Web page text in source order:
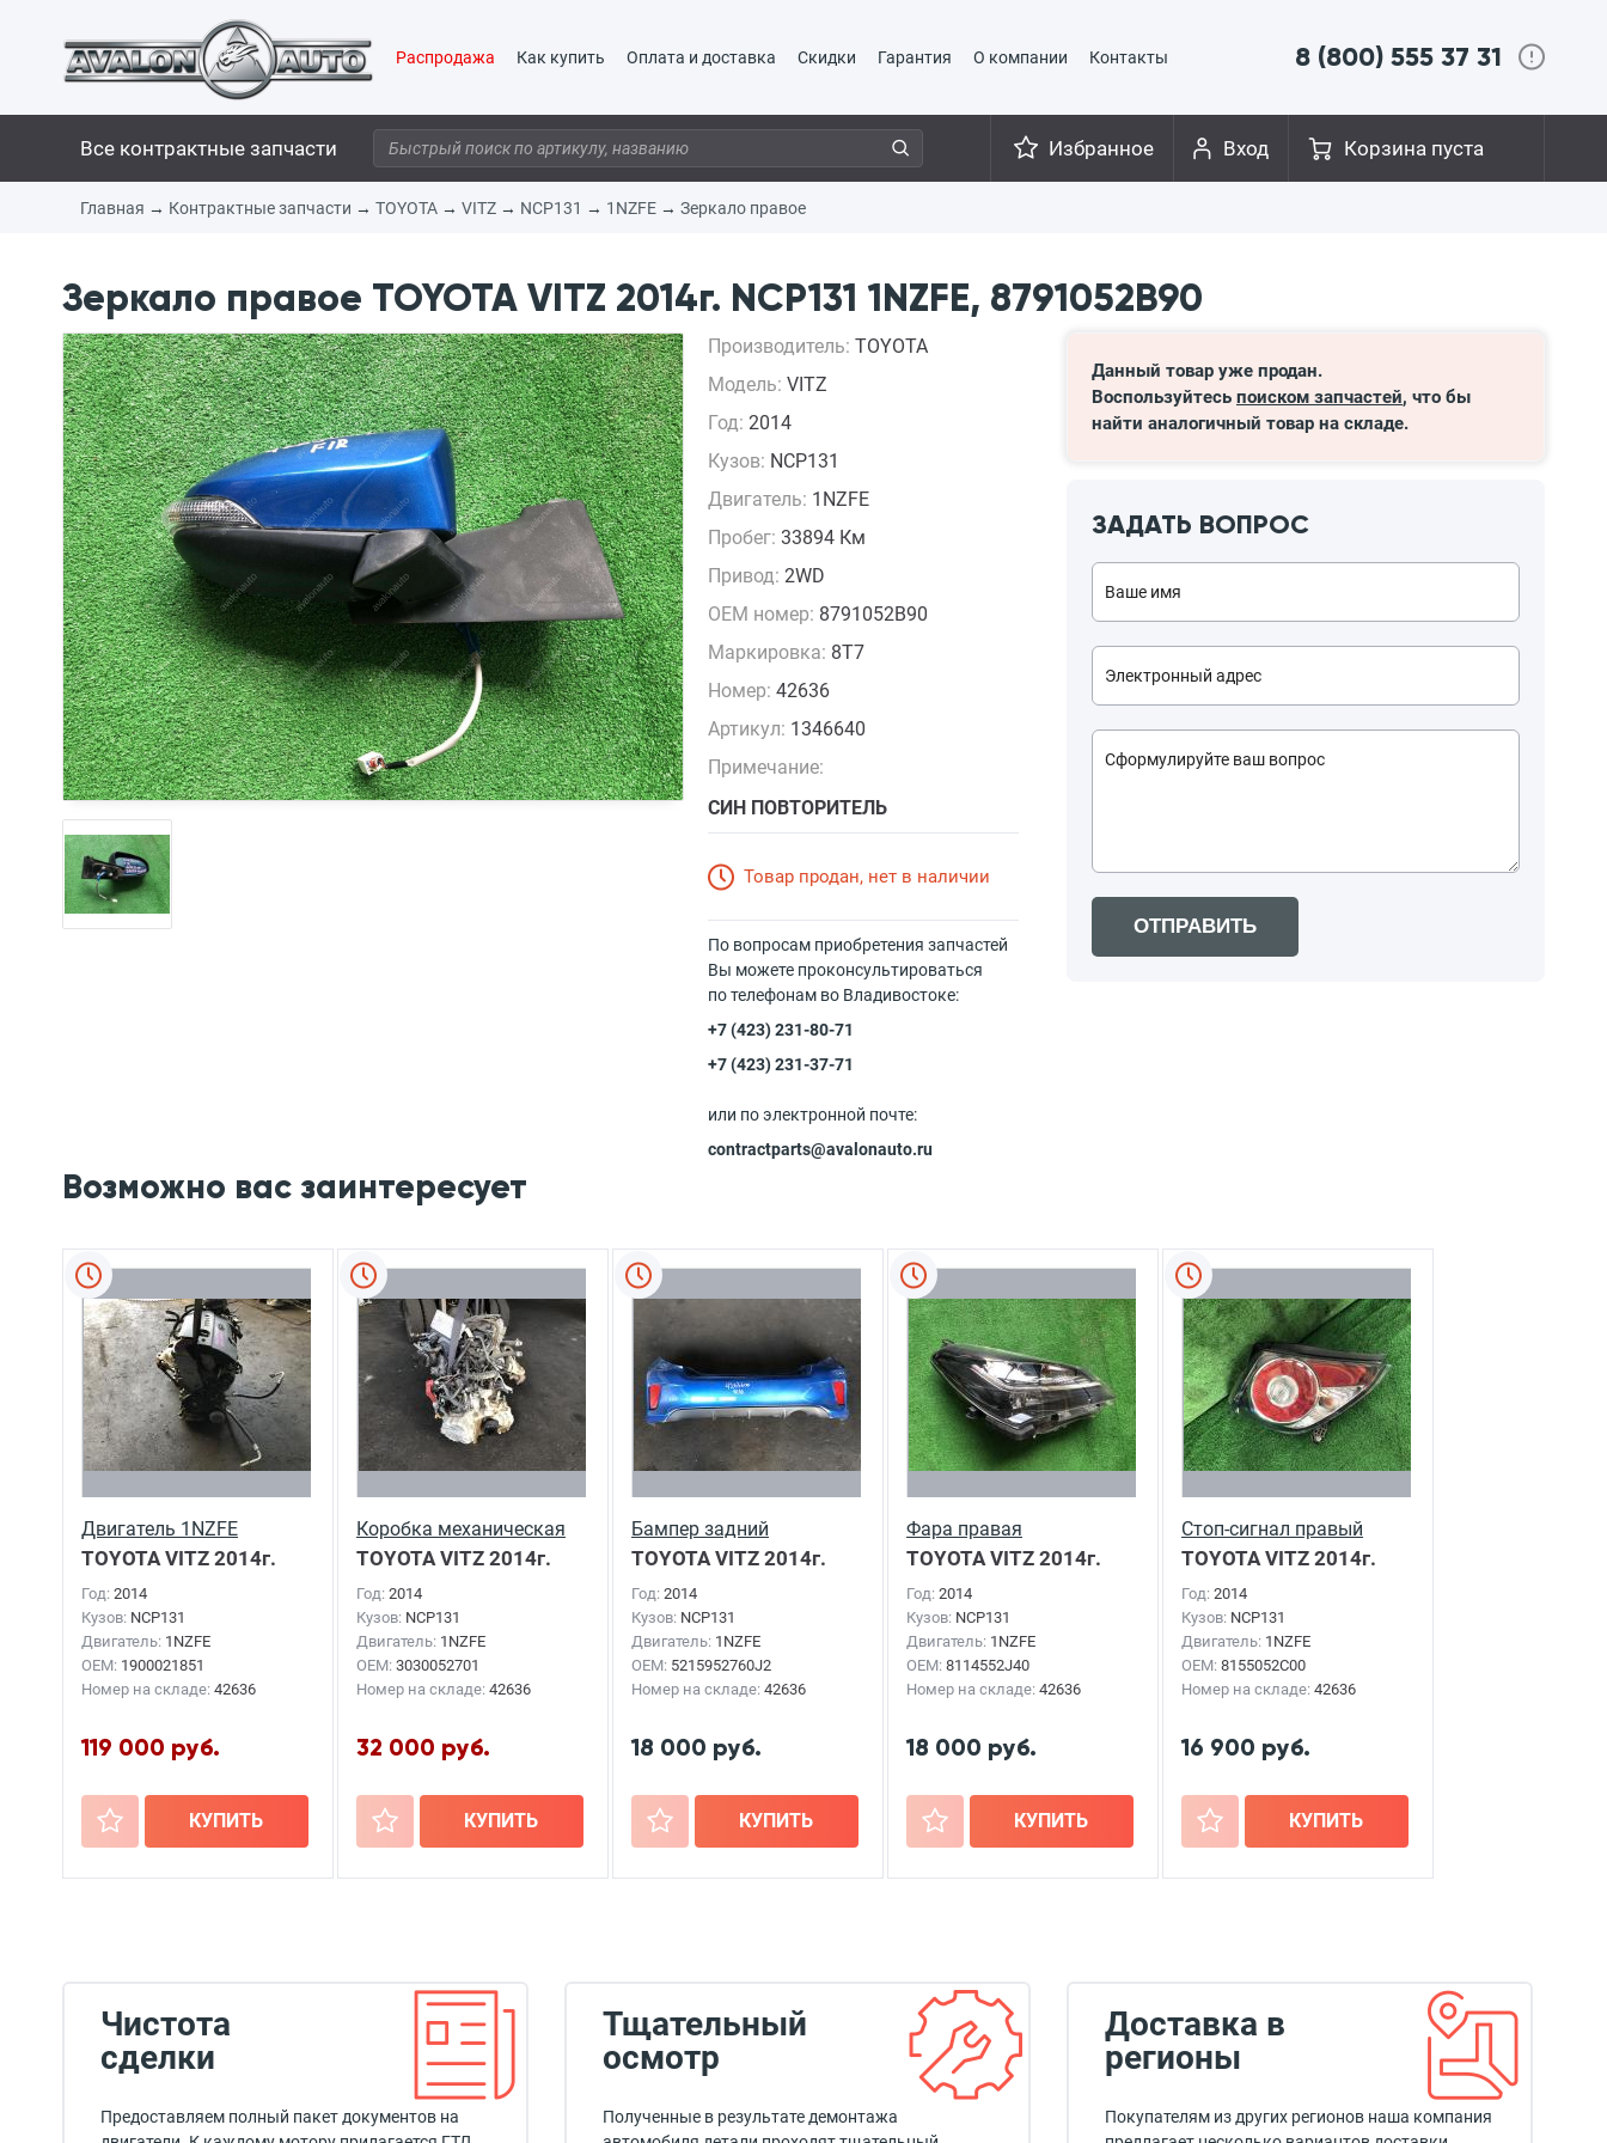
Распродажа Как купить Оплата и доставка Скидки Гарантия О компании Контакты 8 (800) 555 37 31
Все контрактные запчасти Корзина пуста
Вход
Избранное
Главная → Контрактные запчасти → TOYOTA → VITZ → NCP131 → 1NZFE → Зеркало правое
Зеркало правое TOYOTA VITZ 2014г. NCP131 1NZFE, 8791052B90
Производитель: TOYOTA
Модель: VITZ
Год: 2014
Кузов: NCP131
Двигатель: 1NZFE
Пробег: 33894 Км
Привод: 2WD
OEM номер: 8791052B90
Маркировка: 8T7
Номер: 42636
Артикул: 1346640
Примечание:
СИН ПОВТОРИТЕЛЬ
Товар продан, нет в наличии
По вопросам приобретения запчастей
Вы можете проконсультироваться
по телефонам во Владивостоке:
+7 (423) 231-80-71
+7 (423) 231-37-71
или по электронной почте:
contractparts@avalonauto.ru
Данный товар уже продан.
Воспользуйтесь поиском запчастей, что бы
найти аналогичный товар на складе.
ЗАДАТЬ ВОПРОС
ОТПРАВИТЬ
Возможно вас заинтересует
Двигатель 1NZFE
TOYOTA VITZ 2014г.
Год: 2014
Кузов: NCP131
Двигатель: 1NZFE
OEM: 1900021851
Номер на складе: 42636
119 000 руб.
+ КУПИТЬ
Коробка механическая
TOYOTA VITZ 2014г.
Год: 2014
Кузов: NCP131
Двигатель: 1NZFE
OEM: 3030052701
Номер на складе: 42636
32 000 руб.
+ КУПИТЬ
Бампер задний
TOYOTA VITZ 2014г.
Год: 2014
Кузов: NCP131
Двигатель: 1NZFE
OEM: 5215952760J2
Номер на складе: 42636
18 000 руб.
+ КУПИТЬ
Фара правая
TOYOTA VITZ 2014г.
Год: 2014
Кузов: NCP131
Двигатель: 1NZFE
OEM: 8114552J40
Номер на складе: 42636
18 000 руб.
+ КУПИТЬ
Стоп-сигнал правый
TOYOTA VITZ 2014г.
Год: 2014
Кузов: NCP131
Двигатель: 1NZFE
OEM: 8155052C00
Номер на складе: 42636
16 900 руб.
+ КУПИТЬ
Чистота
сделки
Предоставляем полный пакет документов на
Тщательный
осмотр
Полученные в результате демонтажа
Доставка в
регионы
Покупателям из других регионов наша компания